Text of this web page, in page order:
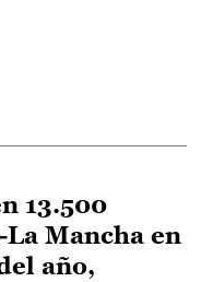
13.500
Mancha en
año,